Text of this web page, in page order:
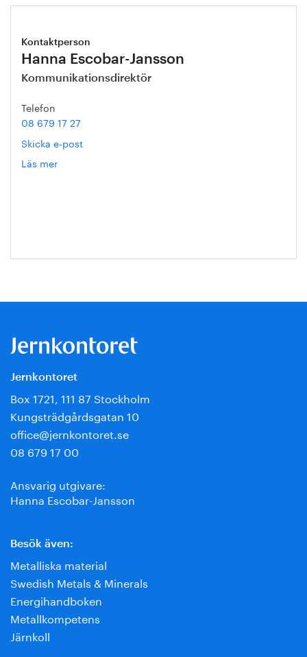
Kontaktperson
Hanna Escobar-Jansson
Kommunikationsdirektör
Telefon
08 679 17 27
Skicka e-post
Läs mer
Jernkontoret
Box 1721, 111 87 Stockholm
Kungsträdgårdsgatan 10
office@jernkontoret.se
08 679 17 00
Ansvarig utgivare:
Hanna Escobar-Jansson
Besök även:
Metalliska material
Swedish Metals & Minerals
Energihandboken
Metallkompetens
Järnkoll